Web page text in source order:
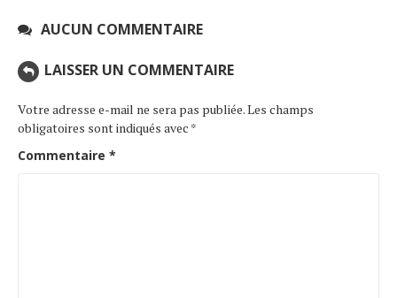
AUCUN COMMENTAIRE
LAISSER UN COMMENTAIRE
Votre adresse e-mail ne sera pas publiée.Les champs
obligatoires sont indiqués avec *
Commentaire *